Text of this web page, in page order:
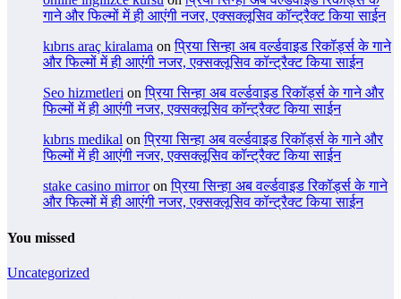
गाने और फिल्मों में ही आएंगी नजर, एक्सक्लूसिव कॉन्ट्रैक्ट किया साईन
kıbrıs araç kiralama onप्रिया सिन्हा अब वर्ल्डवाइड रिकॉर्ड्स के गाने
और फिल्मों में ही आएंगी नजर, एक्सक्लूसिव कॉन्ट्रैक्ट किया साईन
Seo hizmetleri onप्रिया सिन्हा अब वर्ल्डवाइड रिकॉर्ड्स के गाने और
फिल्मों में ही आएंगी नजर, एक्सक्लूसिव कॉन्ट्रैक्ट किया साईन
kıbrıs medikal onप्रिया सिन्हा अब वर्ल्डवाइड रिकॉर्ड्स के गाने और
फिल्मों में ही आएंगी नजर, एक्सक्लूसिव कॉन्ट्रैक्ट किया साईन
stake casino mirroronप्रिया सिन्हा अब वर्ल्डवाइड रिकॉर्ड्स के गाने
और फिल्मों में ही आएंगी नजर, एक्सक्लूसिव कॉन्ट्रैक्ट किया साईन
You missed
Uncategorized